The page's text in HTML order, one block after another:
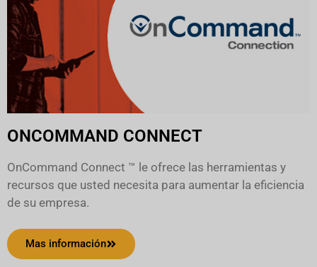
ONCOMMAND CONNECT
OnCommand Connect ™ le ofrece las herramientas y
recursos que usted necesita para aumentar la eficiencia
de su empresa.
Mas información